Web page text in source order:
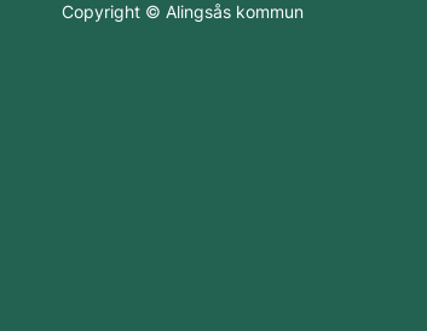
Copyright © Alingsås kommun